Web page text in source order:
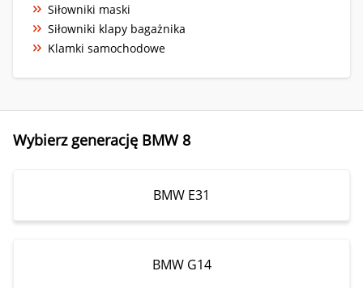
Siłowniki maski
Siłowniki klapy bagażnika
Klamki samochodowe
Wybierz generację BMW 8
BMW E31
BMW G14